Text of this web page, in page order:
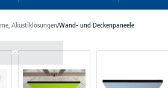
Akustiklösungen/Wand- und Deckenpaneele